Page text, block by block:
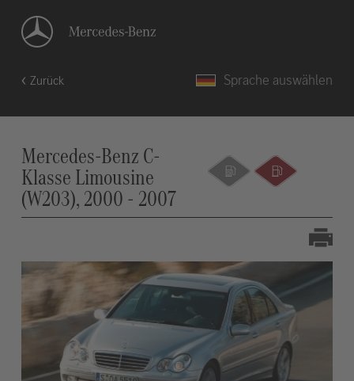
Zurück Sprache auswählen
Mercedes-Benz C-
Klasse Limousine
(W203), 2000 - 2007